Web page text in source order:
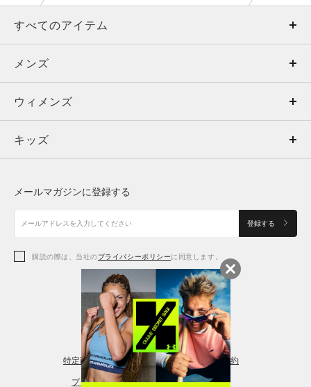
すべてのアイテム
メンズ
ウィメンズ
キッズ
アクセサリー
メンズ
トップス
ボトムス
アクセサリー
ウィメンズ
トップス
シューズ
アクセサリー
レギンス＆タイツ
キッズ
シューズ
メールマガジンに登録する
登録する
購読の際は、当社のプライバシーポリシーに同意します。
特定商取引法に基づく通販の表記 会員規約
プライバシーポリシー